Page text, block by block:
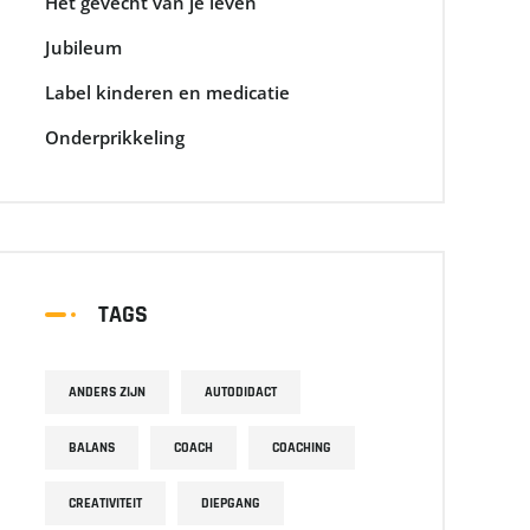
Jubileum
Label kinderen en medicatie
Onderprikkeling
TAGS
ANDERS ZIJN AUTODIDACT
BALANS COACH COACHING
CREATIVITEIT DIEPGANG